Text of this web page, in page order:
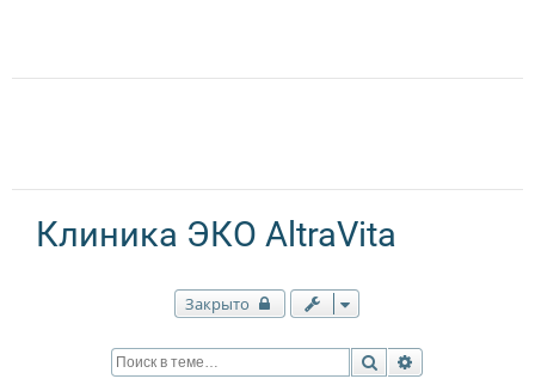
Клиника ЭКО AltraVita
Закрыто
Поиск